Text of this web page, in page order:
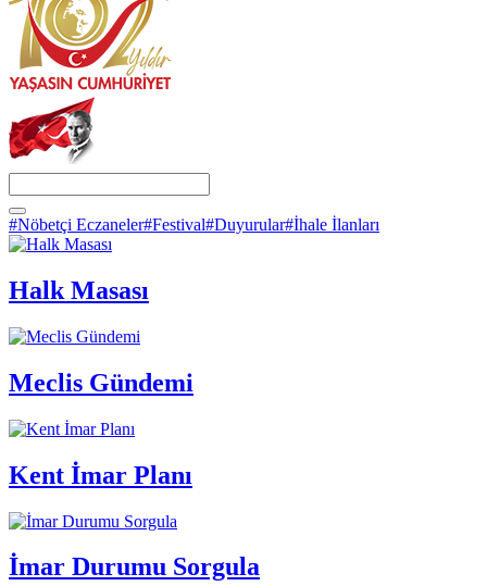
#Nöbetçi Eczaneler#Festival#Duyurular#İhale İlanları
Halk Masası
Meclis Gündemi
Kent İmar Planı
İmar Durumu Sorgula